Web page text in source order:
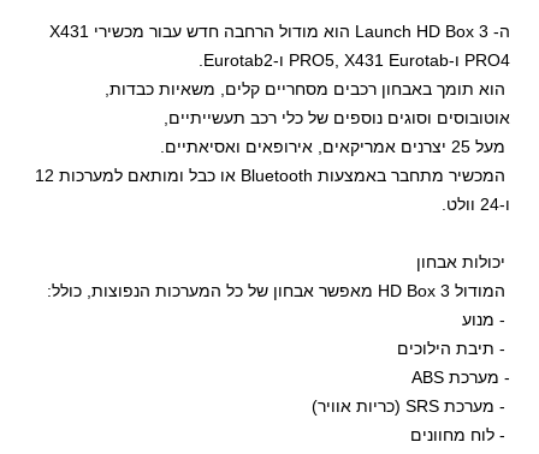
ה- Launch HD Box 3 הוא מודול הרחבה חדש עבור מכשירי X431
PRO4 ו-PRO5, X431 Eurotab ו-Eurotab2.
הוא תומך באבחון רכבים מסחריים קלים, משאיות כבדות,
אוטובוסים וסוגים נוספים של כלי רכב תעשייתיים,
מעל 25 יצרנים אמריקאים, אירופאים ואסיאתיים.
המכשיר מתחבר באמצעות Bluetooth או כבל ומותאם למערכות 12
ו-24 וולט.
יכולות אבחון
המודול HD Box 3 מאפשר אבחון של כל המערכות הנפוצות, כולל:
- מנוע
- תיבת הילוכים
- מערכת ABS
- מערכת SRS (כריות אוויר)
- לוח מחוונים